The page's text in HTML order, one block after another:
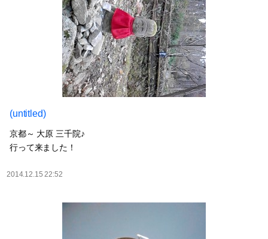
(untitled)
京都～ 大原 三千院♪
行って来ました！
2014.12.15 22:52